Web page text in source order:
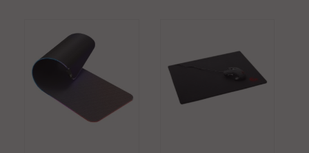
carrito